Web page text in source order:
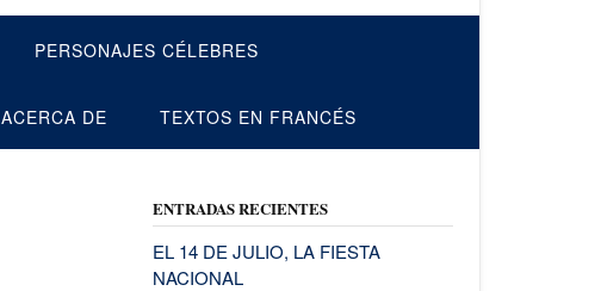
PERSONAJES CÉLEBRES
ACERCA DE TEXTOS EN FRANCÉS
ENTRADAS RECIENTES
EL 14 DE JULIO, LA FIESTA
NACIONAL